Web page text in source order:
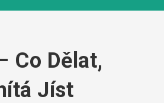
Co Dělat,
Jíst